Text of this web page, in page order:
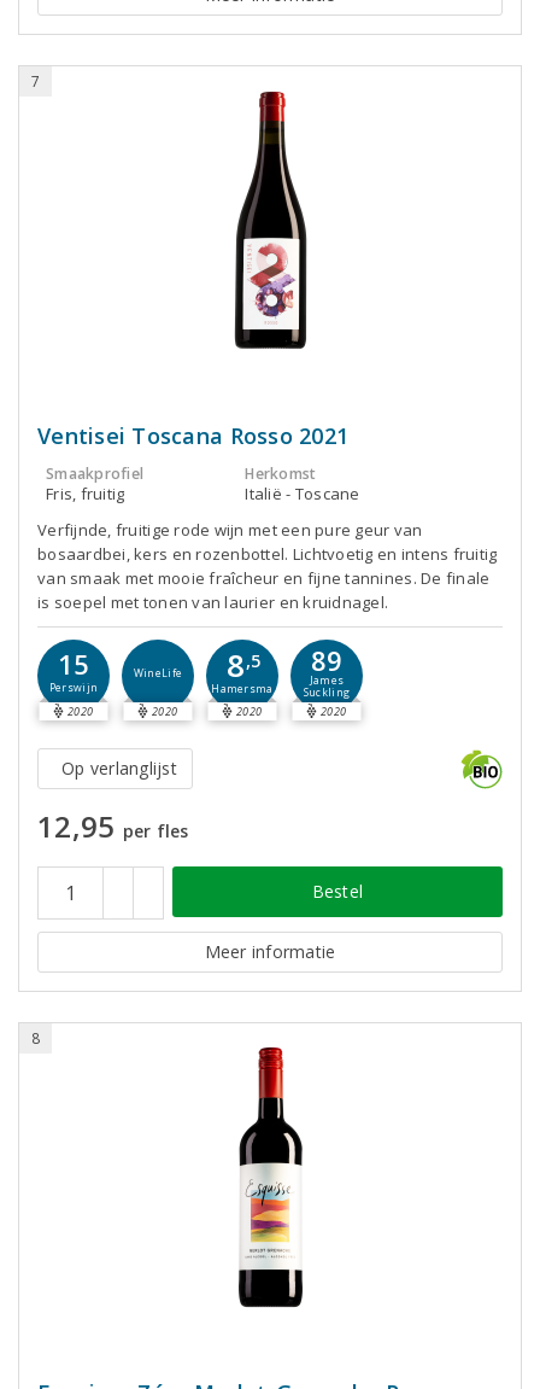
7
Ventisei Toscana Rosso 2021
Smaakprofiel
Fris, fruitig
Herkomst
Italië - Toscane
Verfijnde, fruitige rode wijn met een pure geur van
bosaardbei, kers en rozenbottel. Lichtvoetig en intens fruitig
van smaak met mooie fraîcheur en fijne tannines. De finale
is soepel met tonen van laurier en kruidnagel.
15
Perswijn
2020
WineLife
2020
8,5
Hamersma
2020
89
James
Suckling
2020
Op verlanglijst
12,95 per fles
Bestel
Meer informatie
8